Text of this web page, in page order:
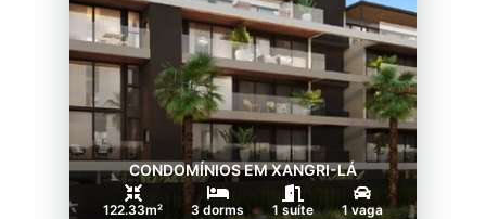
CONDOMÍNIOS EM XANGRI-LÁ
122.33m² 3 dorms 1 suíte 1 vaga